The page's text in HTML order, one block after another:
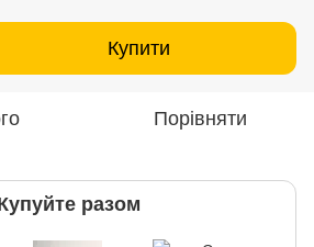
Купити
Порівняти
разом